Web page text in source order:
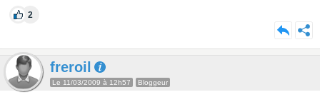
2
freroil
Le 11/03/2009 à 12h57 Bloggeur